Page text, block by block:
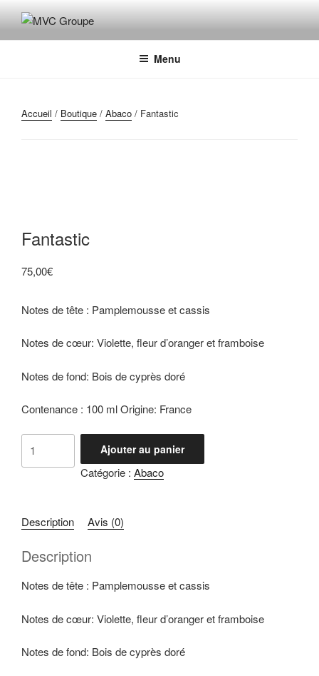
contenuMVC GROUPE
Maroquinerie – Valises – Chaussures
Menu
Accueil / Boutique / Abaco / Fantastic
Fantastic
75,00€
Notes de tête : Pamplemousse et cassis
Notes de cœur: Violette, fleur d’oranger et framboise
Notes de fond: Bois de cyprès doré
Contenance : 100 ml Origine: France
Ajouter au panier
Catégorie : Abaco
Description Avis (0)
Description
Notes de tête : Pamplemousse et cassis
Notes de cœur: Violette, fleur d’oranger et framboise
Notes de fond: Bois de cyprès doré